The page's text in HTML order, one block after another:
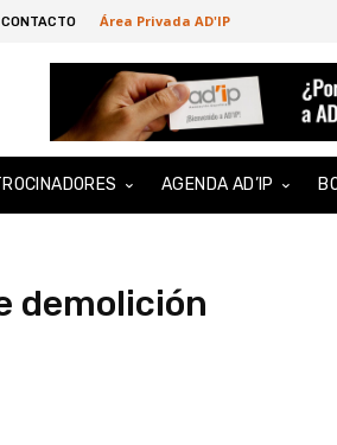
CONTACTO Área Privada AD'IP
AGENDA AD’IP
demolición